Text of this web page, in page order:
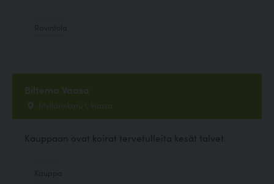
Biltema Vaasa
Myllärinkatu 1, Vaasa
Kauppaan ovat koirat tervetulleita kesät talvet.